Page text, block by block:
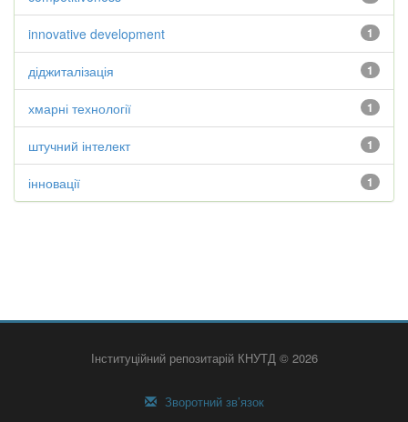
1
innovative development
1
діджиталізація
1
хмарні технології
1
штучний інтелект
1
інновації
Інституційний репозитарій КНУТД © 2026
Зворотний зв’язок